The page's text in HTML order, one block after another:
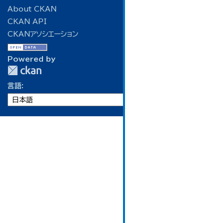
About CKAN
CKAN API
CKANアソシエーション
Powered by
言語